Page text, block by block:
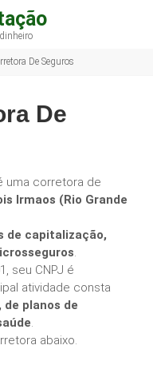
De Seguros
De
uma corretora de
Irmaos (Rio Grande
de capitalização,
.
seu CNPJ é
atividade consta
planos de
.
abaixo.